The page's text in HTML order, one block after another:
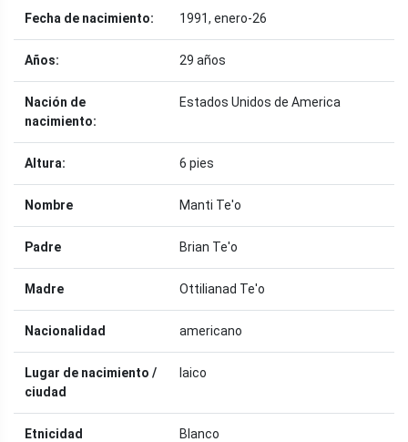
Fecha de nacimiento: 1991, enero-26
Años: 29 años
Nación de
nacimiento:
Estados Unidos de America
Altura: 6 pies
Nombre Manti Te'o
Padre Brian Te'o
Madre Ottilianad Te'o
Nacionalidad americano
Lugar de nacimiento /
ciudad
laico
Etnicidad Blanco